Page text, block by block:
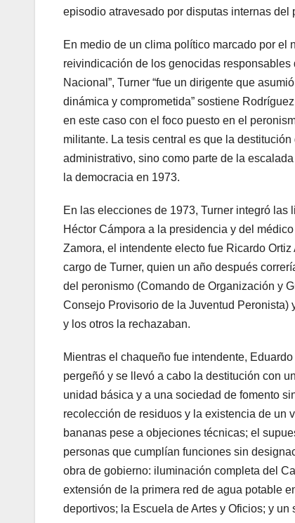
episodio atravesado por disputas internas
En medio de un clima político marcado por
reivindicación de los genocidas
Nacional”, Turner “fue un dirigente que
dinámica y comprometida” sostiene
en este caso con el foco puesto en el
militante. La tesis central es que la
administrativo, sino como parte de la
la democracia en 1973.
En las elecciones de 1973, Turner integró
Héctor Cámpora a la presidencia y del
Zamora, el intendente electo fue Ricardo
cargo de Turner, quien un año después
del peronismo (Comando de Organización y
Consejo Provisorio de la Juventud
y los otros la rechazaban.
Mientras el chaqueño fue intendente,
pergeñó y se llevó a cabo la destitución con
unidad básica y a una sociedad de fomento
recolección de residuos y la existencia de un
bananas pese a objeciones técnicas; el
personas que cumplían funciones sin
obra de gobierno: iluminación completa del
extensión de la primera red de agua potable
deportivos; la Escuela de Artes y Oficios; y